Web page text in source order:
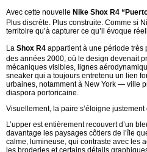
Avec cette nouvelle Nike Shox R4
Plus discrète. Plus construite. Comme si
territoire qu’à capturer ce qu’il évoque
La Shox R4 appartient à une période très
des années 2000, où le design devenait
mécaniques visibles, lignes
sneaker qui a toujours entretenu un lien
urbaines, notamment à New York — ville
diaspora portoricaine.
Visuellement, la paire s’éloigne justement
L’upper est entièrement recouvert d’un
davantage les paysages côtiers de l’île
calme, lumineuse, qui contraste avec les
les broderies et certains détails